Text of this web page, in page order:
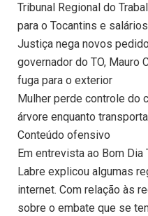
Tribunal Regional do
para o Tocantins e
Justiça nega novos
governador do TO, Mauro
fuga para o exterior
Mulher perde controle do
árvore enquanto
Conteúdo ofensivo
Em entrevista ao Bom
Labre explicou algumas
internet. Com relação às
sobre o embate que se